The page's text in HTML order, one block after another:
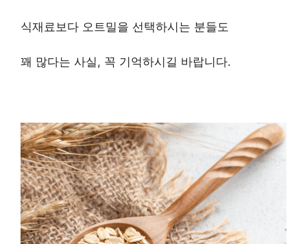
식재료보다 오트밀을 선택하시는 분들도
꽤 많다는 사실, 꼭 기억하시길 바랍니다.​